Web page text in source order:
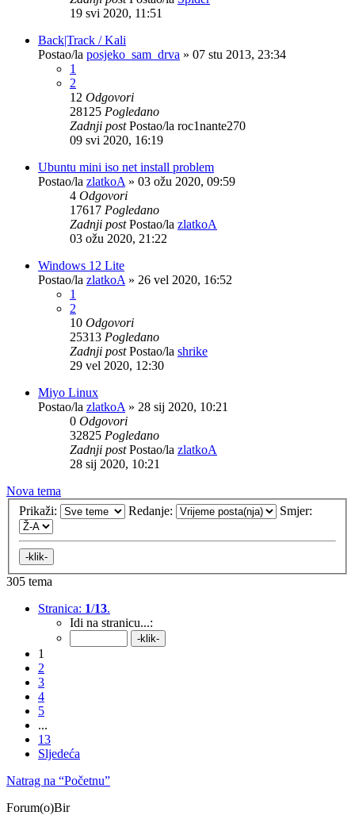
19 svi 2020, 11:51
Back|Track / Kali
Postao/la posjeko_sam_drva » 07 stu 2013, 23:34
1
2
12 Odgovori
28125 Pogledano
Zadnji postPostao/la roc1nante270
09 svi 2020, 16:19
Ubuntu mini iso net install problem
Postao/la zlatkoA » 03 ožu 2020, 09:59
4 Odgovori
17617 Pogledano
Zadnji postPostao/la zlatkoA
03 ožu 2020, 21:22
Windows 12 Lite
Postao/la zlatkoA » 26 vel 2020, 16:52
1
2
10 Odgovori
25313 Pogledano
Zadnji postPostao/la shrike
29 vel 2020, 12:30
Miyo Linux
Postao/la zlatkoA » 28 sij 2020, 10:21
0 Odgovori
32825 Pogledano
Zadnji postPostao/la zlatkoA
28 sij 2020, 10:21
Nova tema
Prikaži:
Redanje: Smjer:
305 tema
Stranica: 1/13.
Idi na stranicu...:
1
2
3
4
5
...
13
Sljedeća
Natrag na “Početnu”
Forum(o)Bir